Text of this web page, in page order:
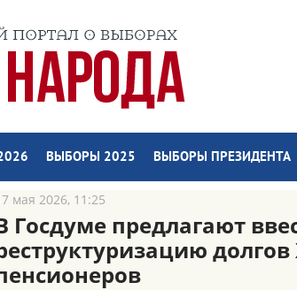
ВЫБОРЫ 2025 ВЫБОРЫ ПРЕЗИДЕНТА
мая 2026, 11:25
Госдуме предлагают